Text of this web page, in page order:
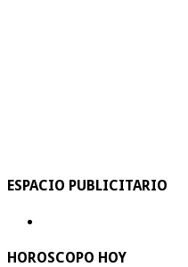
ESPACIO PUBLICITARIO
HOROSCOPO HOY